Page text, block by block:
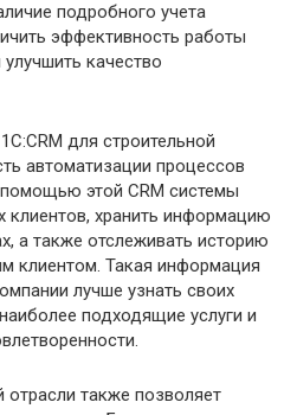
подробного учета
эффективность работы
качество
для строительной
автоматизации процессов
этой CRM системы
хранить информацию
а также отслеживать историю
клиентом. Такая информация
лучше узнать своих
подходящие услуги и
отрасли также позволяет